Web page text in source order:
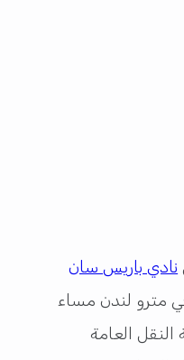
نادي باريس سان
في مترو لندن مساء
النقل العامة